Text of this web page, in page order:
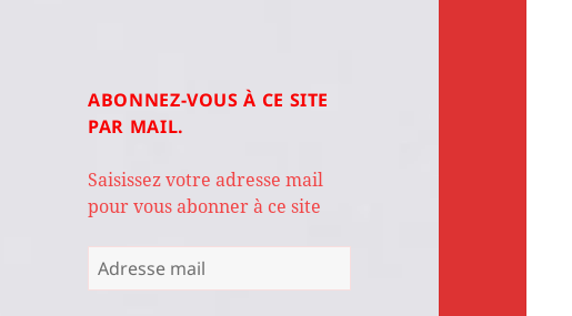
ABONNEZ-VOUS À CE SITE
PAR MAIL.
Saisissez votre adresse mail
pour vous abonner à ce site
Adresse
mail